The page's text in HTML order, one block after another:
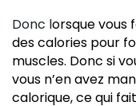
Donc lorsque vous
des calories pour
muscles. Donc si
vous n’en avez
calorique, ce qui